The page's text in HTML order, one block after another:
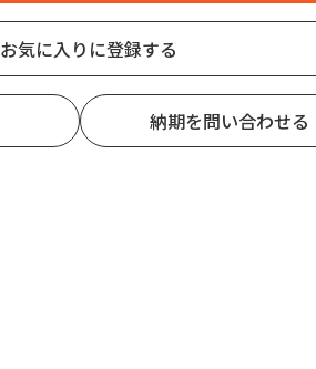
お気に入りに登録する
納期を問い合わせる